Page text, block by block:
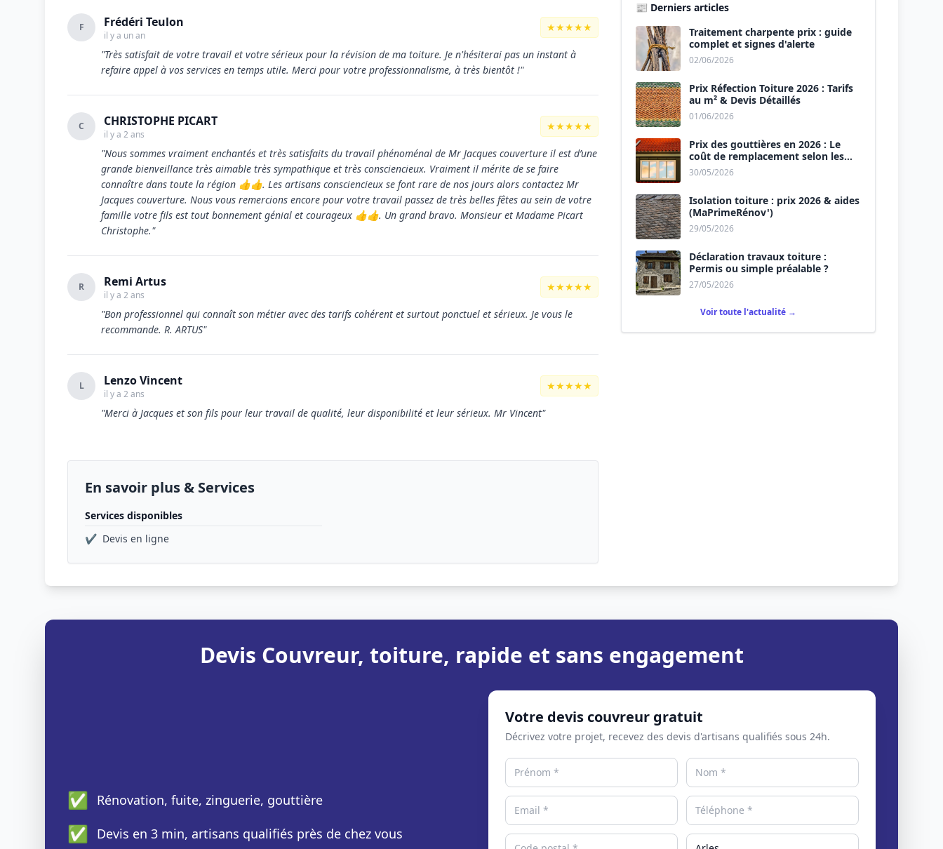
F Frédéri Teulon
il y a un an
★★★★★
"Très satisfait de votre travail et votre sérieux pour la révision de ma toiture. Je n'hésiterai pas un instant à
refaire appel à vos services en temps utile. Merci pour votre professionnalisme, à très bientôt !"
C CHRISTOPHE PICART
il y a 2 ans
★★★★★
"Nous sommes vraiment enchantés et très satisfaits du travail phénoménal de Mr Jacques couverture il est d’une
grande bienveillance très aimable très sympathique et très consciencieux. Vraiment il mérite de se faire
connaître dans toute la région 👍👍. Les artisans consciencieux se font rare de nos jours alors contactez Mr
Jacques couverture. Nous vous remercions encore pour votre travail passez de très belles fêtes au sein de votre
famille votre fils est tout bonnement génial et courageux 👍👍. Un grand bravo. Monsieur et Madame Picart
Christophe."
R Remi Artus
il y a 2 ans
★★★★★
"Bon professionnel qui connaît son métier avec des tarifs cohérent et surtout ponctuel et sérieux. Je vous le
recommande. R. ARTUS"
L Lenzo Vincent
il y a 2 ans
★★★★★
"Merci à Jacques et son fils pour leur travail de qualité, leur disponibilité et leur sérieux. Mr Vincent"
En savoir plus & Services
Services disponibles
✔ Devis en ligne
📰 Derniers articles
Traitement charpente prix : guide
complet et signes d'alerte
02/06/2026
Prix Réfection Toiture 2026 : Tarifs
au m² & Devis Détaillés
01/06/2026
Prix des gouttières en 2026 : Le
coût de remplacement selon les
matériaux
30/05/2026
Isolation toiture : prix 2026 & aides
(MaPrimeRénov')
29/05/2026
Déclaration travaux toiture :
Permis ou simple préalable ?
27/05/2026
Voir toute l'actualité →
Devis Couvreur, toiture, rapide et sans engagement
✅ Rénovation, fuite, zinguerie, gouttière
✅ Devis en 3 min, artisans qualifiés près de chez vous
Votre devis couvreur gratuit
Décrivez votre projet, recevez des devis d'artisans qualifiés sous 24h.